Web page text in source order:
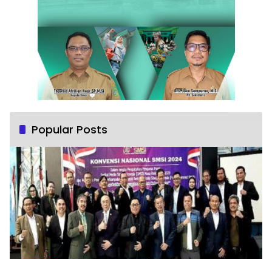
Popular Posts